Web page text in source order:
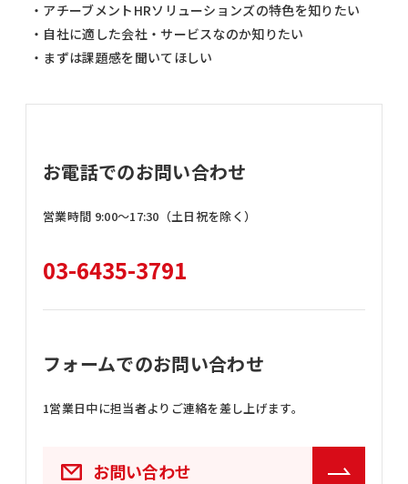
・アチーブメントHRソリューションズの特色を知りたい
・自社に適した会社・サービスなのか知りたい
・まずは課題感を聞いてほしい
お電話でのお問い合わせ
営業時間 9:00〜17:30（土日祝を除く）
03-6435-3791
フォームでのお問い合わせ
1営業日中に担当者よりご連絡を差し上げます。
お問い合わせ